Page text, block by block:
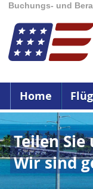
Buchungs- und
Home
Teilen
Wir sind